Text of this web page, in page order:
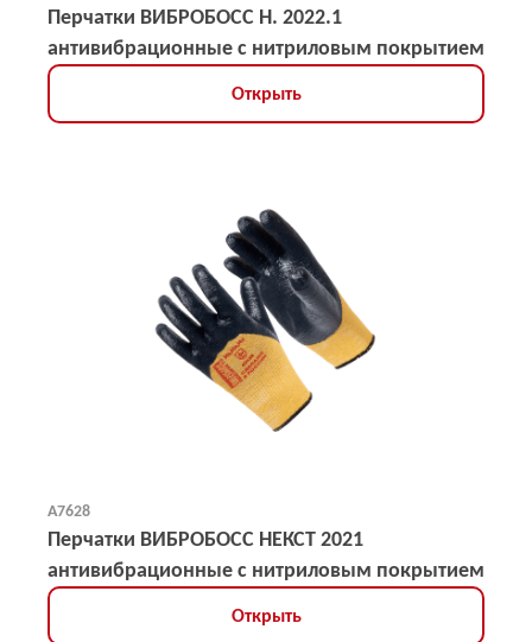
Перчатки ВИБРОБОСС Н. 2022.1
антивибрационные с нитриловым покрытием
Открыть
А7628
Перчатки ВИБРОБОСС НЕКСТ 2021
антивибрационные с нитриловым покрытием
Открыть